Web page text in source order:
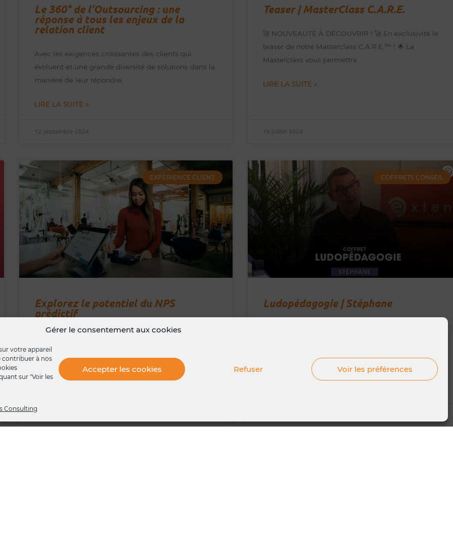
Gérer le consentement aux cookies
votre appareil
contribuer à nos
sur "Voir les
Accepter les cookies Refuser Voir les préférences
Consulting
Le 360° de l’Outsourcing : une
réponse à tous les enjeux de la
relation client
Avec les exigences croissantes des clients qui
évoluent et une grande diversité de solutions dans la
manière de leur répondre,
LIRE LA SUITE »
12 septembre 2024
Teaser | MasterClass C.A.R.E.
🚀 NOUVEAUTÉ À DÉCOUVRIR ! 🚀 En exclusivité le
teaser de notre Masterclass C.A.R.E.™️ ! 🌟 La
Masterclass vous permettra
LIRE LA SUITE »
19 juillet 2024
EXPÉRIENCE CLIENT
Explorez le potentiel du NPS
prédictif
une référence pour les entreprises cherchant à
améliorer leur expérience client grâce
12 juin 2024
COFFRETS CONSEIL
Ludopédagogie | Stéphane
LIRE LA SUITE »